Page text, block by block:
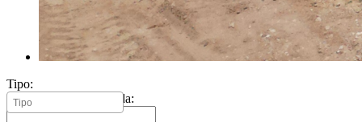
Tipo:
Mínimo metros vivienda: